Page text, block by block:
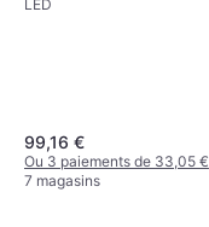
LED
99,16 €
Ou 3 paiements de 33,05 €
7 magasins